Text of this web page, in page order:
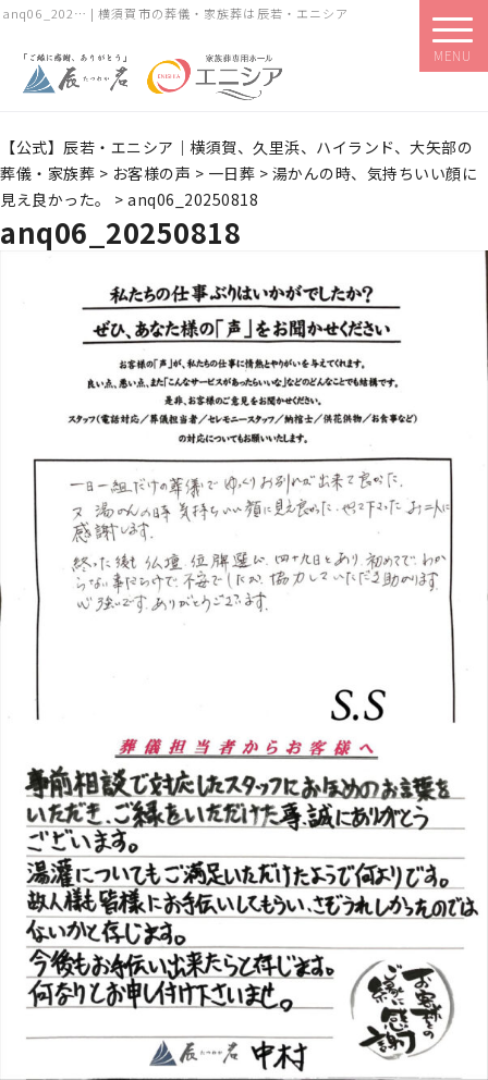
anq06_202… | 横須賀市の葬儀・家族葬は辰若・エニシア
MENU
【公式】辰若・エニシア｜横須賀、久里浜、ハイランド、大矢部の
葬儀・家族葬 > お客様の声 > 一日葬 > 湯かんの時、気持ちいい顔に
見え良かった。
> anq06_20250818
anq06_20250818